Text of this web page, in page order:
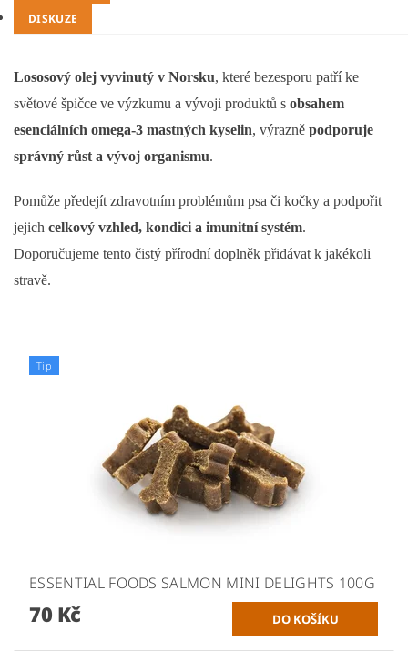
DISKUZE
Lososový olej vyvinutý v Norsku, které bezesporu patří ke
světové špičce ve výzkumu a vývoji produktů s obsahem
esenciálních omega-3 mastných kyselin, výrazně podporuje
správný růst a vývoj organismu.
Pomůže předejít zdravotním problémům psa či kočky a podpořit
jejich celkový vzhled, kondici a imunitní systém.
Doporučujeme tento čistý přírodní doplněk přidávat k jakékoli
stravě.
Tip
ESSENTIAL FOODS SALMON MINI DELIGHTS 100G
70 Kč